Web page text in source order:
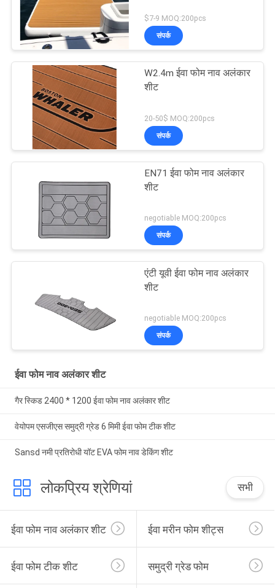
$7-9 MOQ:200pcs
संपर्क
W2.4m ईवा फोम नाव अलंकार
शीट
20-50$ MOQ:200pcs
संपर्क
EN71 ईवा फोम नाव अलंकार
शीट
negotiable MOQ:200pcs
संपर्क
एंटी यूवी ईवा फोम नाव अलंकार
शीट
negotiable MOQ:200pcs
संपर्क
ईवा फोम नाव अलंकार शीट
गैर स्किड 2400 * 1200 ईवा फोम नाव अलंकार शीट
वेयोपम एसजीएस समुद्री ग्रेड 6 मिमी ईवा फोम टीक शीट
Sansd नमी प्रतिरोधी यॉट EVA फोम नाव डेकिंग शीट
लोकप्रिय श्रेणियां सभी
ईवा फोम नाव अलंकार शीट ईवा मरीन फोम शीट्स
ईवा फोम टीक शीट समुद्री ग्रेड फोम